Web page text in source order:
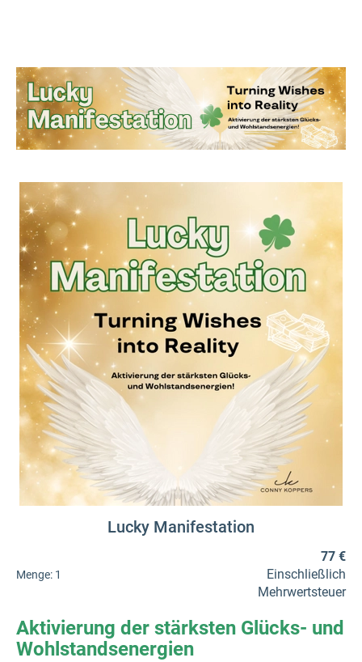
Lucky Manifestation
Menge: 1
77 €
Einschließlich
Mehrwertsteuer
Aktivierung der stärksten Glücks- und
Wohlstandsenergien